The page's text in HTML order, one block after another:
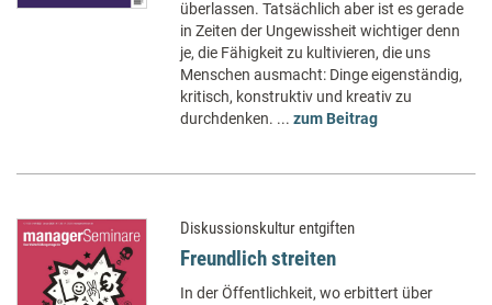
überlassen. Tatsächlich aber ist es gerade
in Zeiten der Ungewissheit wichtiger denn
je, die Fähigkeit zu kultivieren, die uns
Menschen ausmacht: Dinge eigenständig,
kritisch, konstruktiv und kreativ zu
durchdenken. ...zum Beitrag
Diskussionskultur entgiften
Freundlich streiten
In der Öffentlichkeit, wo erbittert über